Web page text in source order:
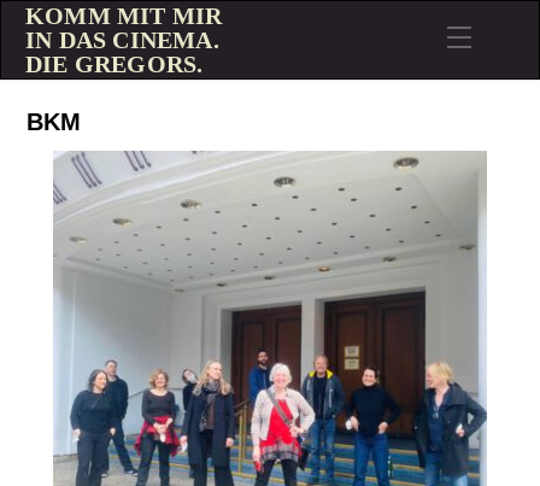
KOMM MIT MIR
IN DAS CINEMA.
DIE GREGORS.
BKM